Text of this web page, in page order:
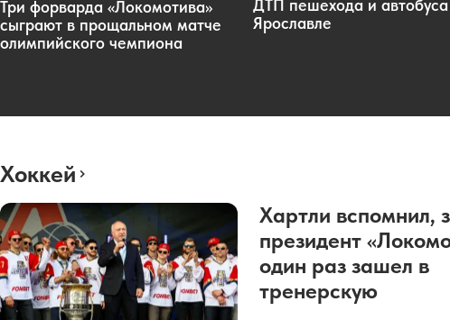
Три форварда «Локомотива»
сыграют в прощальном матче
олимпийского чемпиона
ДТП пешехода и
Ярославле
Хоккей
Хартли вспомнил,
президент
один раз зашел в
тренерскую